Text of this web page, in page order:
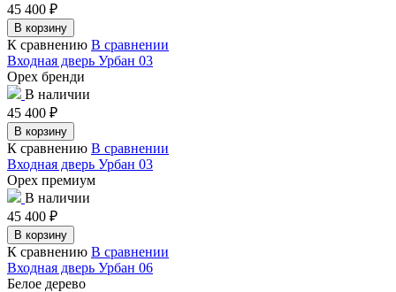
45 400 ₽
В корзину
К сравнению В сравнении
Входная дверь Урбан 03
Орех бренди
В наличии
45 400 ₽
В корзину
К сравнению В сравнении
Входная дверь Урбан 03
Орех премиум
В наличии
45 400 ₽
В корзину
К сравнению В сравнении
Входная дверь Урбан 06
Белое дерево